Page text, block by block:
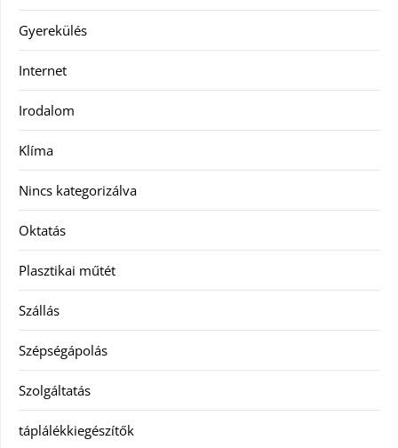
Gyerekülés
Internet
Irodalom
Klíma
Nincs kategorizálva
Oktatás
Plasztikai műtét
Szállás
Szépségápolás
Szolgáltatás
táplálékkiegészítők